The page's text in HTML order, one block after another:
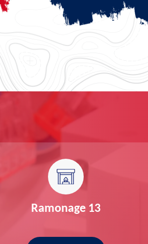
Ramonage 13